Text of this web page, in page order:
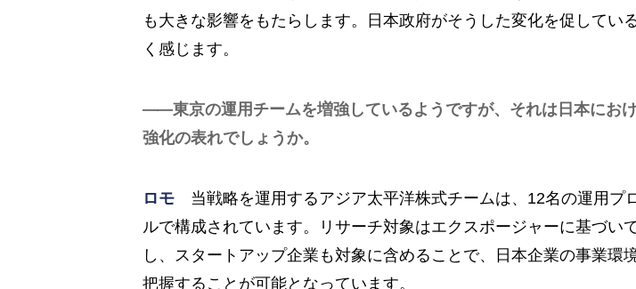
も大きな影響をもたらします。日本政府がそうした変化を促してい
く感じます。
東京の運用チームを増強しているようですが、それは日本にお
強化の表れでしょうか。
ロモ当戦略を運用するアジア太平洋株式チームは、12名の運用プ
ルで構成されています。リサーチ対象はエクスポージャーに基づい
し、スタートアップ企業も対象に含めることで、日本企業の事業環
把握することが可能となっています。